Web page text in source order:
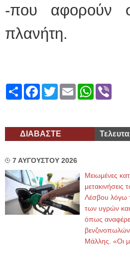
-που αφορούν
πλανήτη.
ShareFacebook
TwitterEmailWhatsApp
ΔΙΑΒΑΣΤΕ
7 ΑΥΓΟΥΣΤΟΥ 2026
Μειωμένες
μετακινήσεις
Λέσβου λόγω
των υγρών
όπως
Μάλλης. «Οι